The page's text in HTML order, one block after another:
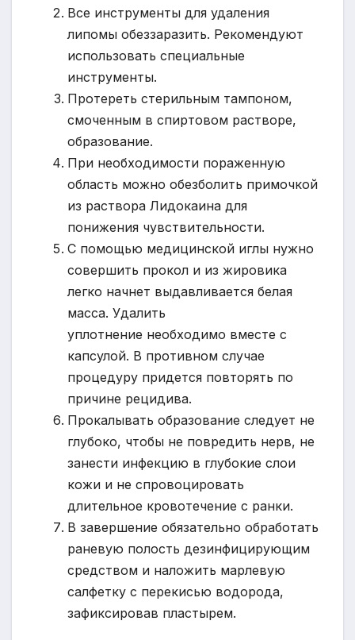
Все инструменты для удаления
липомы обеззаразить. Рекомендуют
использовать специальные
инструменты.
Протереть стерильным тампоном,
смоченным в спиртовом растворе,
образование.
При необходимости пораженную
область можно обезболить примочкой
из раствора Лидокаина для
понижения чувствительности.
С помощью медицинской иглы нужно
совершить прокол и из жировика
легко начнет выдавливается белая
масса. Удалить
уплотнение необходимо вместе с
капсулой. В противном случае
процедуру придется повторять по
причине рецидива.
Прокалывать образование следует не
глубоко, чтобы не повредить нерв, не
занести инфекцию в глубокие слои
кожи и не спровоцировать
длительное кровотечение с ранки.
В завершение обязательно обработать
раневую полость дезинфицирующим
средством и наложить марлевую
салфетку с перекисью водорода,
зафиксировав пластырем.